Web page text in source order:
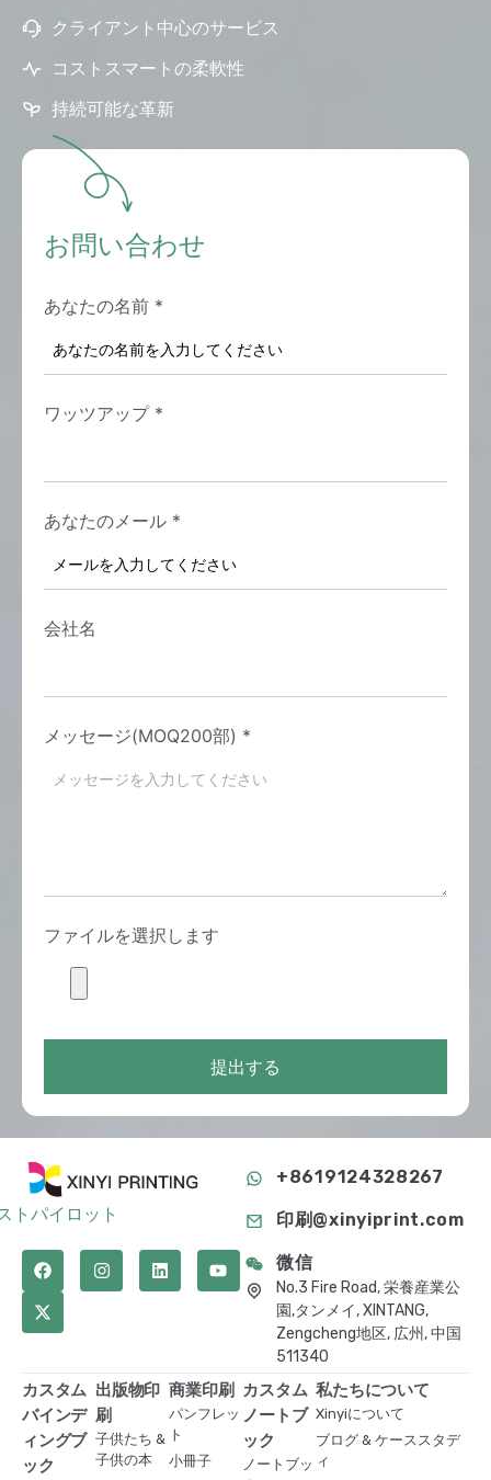
クライアント中心のサービス
コストスマートの柔軟性
持続可能な革新
お問い合わせ
あなたの名前 *
ワッツアップ *
あなたのメール *
会社名
メッセージ(MOQ200部) *
ファイルを選択します
提出する
トパイロット
+8619124328267
印刷@xinyiprint.com
微信
No.3 Fire Road, 栄養産業公
園,タンメイ, XINTANG,
Zengcheng地区, 広州, 中国
511340
カスタム
バインデ
ィングブ
ック
出版物印
刷
子供たち &
子供の本
商業印刷
パンフレッ
ト
小冊子
カスタム
ノートブ
ック
ノートブッ
私たちについて
Xinyiについて
ブログ & ケーススタデ
ィ